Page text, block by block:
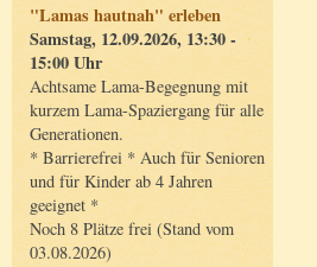
"Lamas hautnah" erleben
Samstag, 12.09.2026, 13:30 -
15:00 Uhr
Achtsame Lama-Begegnung mit
kurzem Lama-Spaziergang für alle
Generationen.
* Barrierefrei * Auch für Senioren
und für Kinder ab 4 Jahren
geeignet *
Noch 8 Plätze frei (Stand vom
03.08.2026)